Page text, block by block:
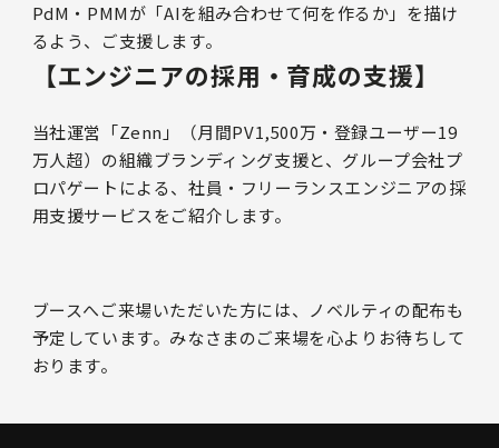
PdM・PMMが「AIを組み合わせて何を作るか」を描け
るよう、ご支援します。
【エンジニアの採用・育成の支援】
当社運営「Zenn」（月間PV1,500万・登録ユーザー19
万人超）の組織ブランディング支援と、グループ会社プ
ロパゲートによる、社員・フリーランスエンジニアの採
用支援サービスをご紹介します。
ブースへご来場いただいた方には、ノベルティの配布も
予定しています。みなさまのご来場を心よりお待ちして
おります。